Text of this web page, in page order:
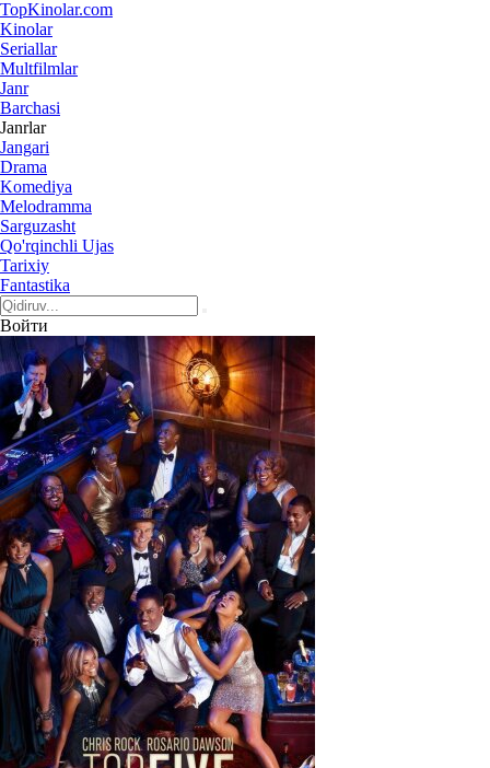
TopKinolar.com
Kinolar
Seriallar
Multfilmlar
Janr
Barchasi
Janrlar
Jangari
Drama
Komediya
Melodramma
Sarguzasht
Qo'rqinchli Ujas
Tarixiy
Fantastika
Войти